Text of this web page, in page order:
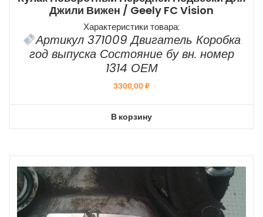
Джили Вижен / Geely FC Vision
Характеристики товара:
Артикул 371009 Двигатель Коробка
год выпуска Состояние бу вн. номер
1314 ОЕМ
3300,00₽
В корзину